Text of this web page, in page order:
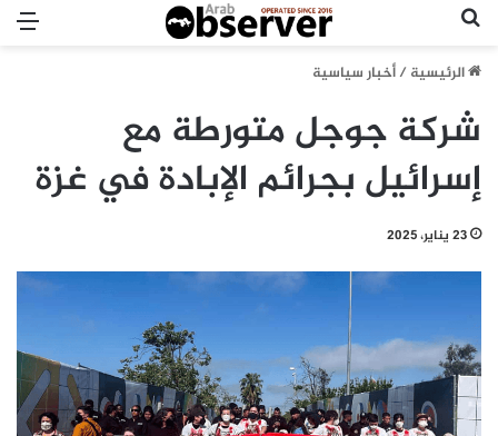
الرئيسية/أخبار سياسية
شركة جوجل متورطة مع
إسرائيل بجرائم الإبادة في غزة
23 يناير، 2025